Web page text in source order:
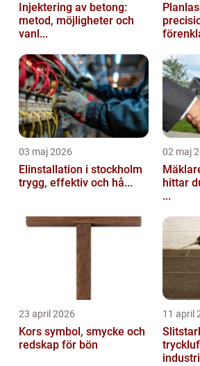
Injektering av betong:
metod, möjligheter och
vanl...
03 maj 2026
Elinstallation i stockholm
trygg, effektiv och hå...
02 maj
hittar
...
23 april 2026
Kors symbol, smycke och
redskap för bön
11 april